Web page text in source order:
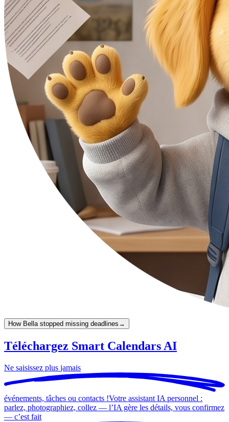
How Bella stopped missing deadlines →
Téléchargez Smart Calendars AI
Ne saisissez plus jamais
événements, tâches ou contacts !Votre assistant IA personnel :
parlez, photographiez, collez — l’IA gère les détails, vous confirmez
— c’est fait